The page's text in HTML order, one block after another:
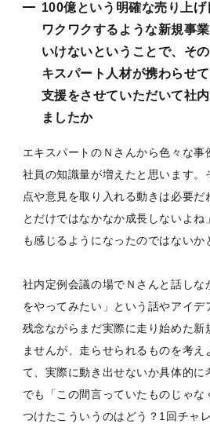
100億という明確な売り上
ワクワクするような新規事
いけないということで、そ
キスパート人材が携わらせ
支援をさせていただいて社
ましたか
エキスパートのＮさんから色々な事
社員の知識量が増えたと思います。
点や意見を取り入れる動きは必要だ
とだけではなかなか成長しないよね
も感じるようになったのではないか
社内定例会議の場でＮさんと話しな
をやってみたい」という話やアイデ
残念ながらまだ実際に走り始めた新
ませんが、走らせられるものを考え
て、実際に動き出せないか具体的に
でも「この間言っていたものじゃな
つけたこういうのはどう？1回チャ